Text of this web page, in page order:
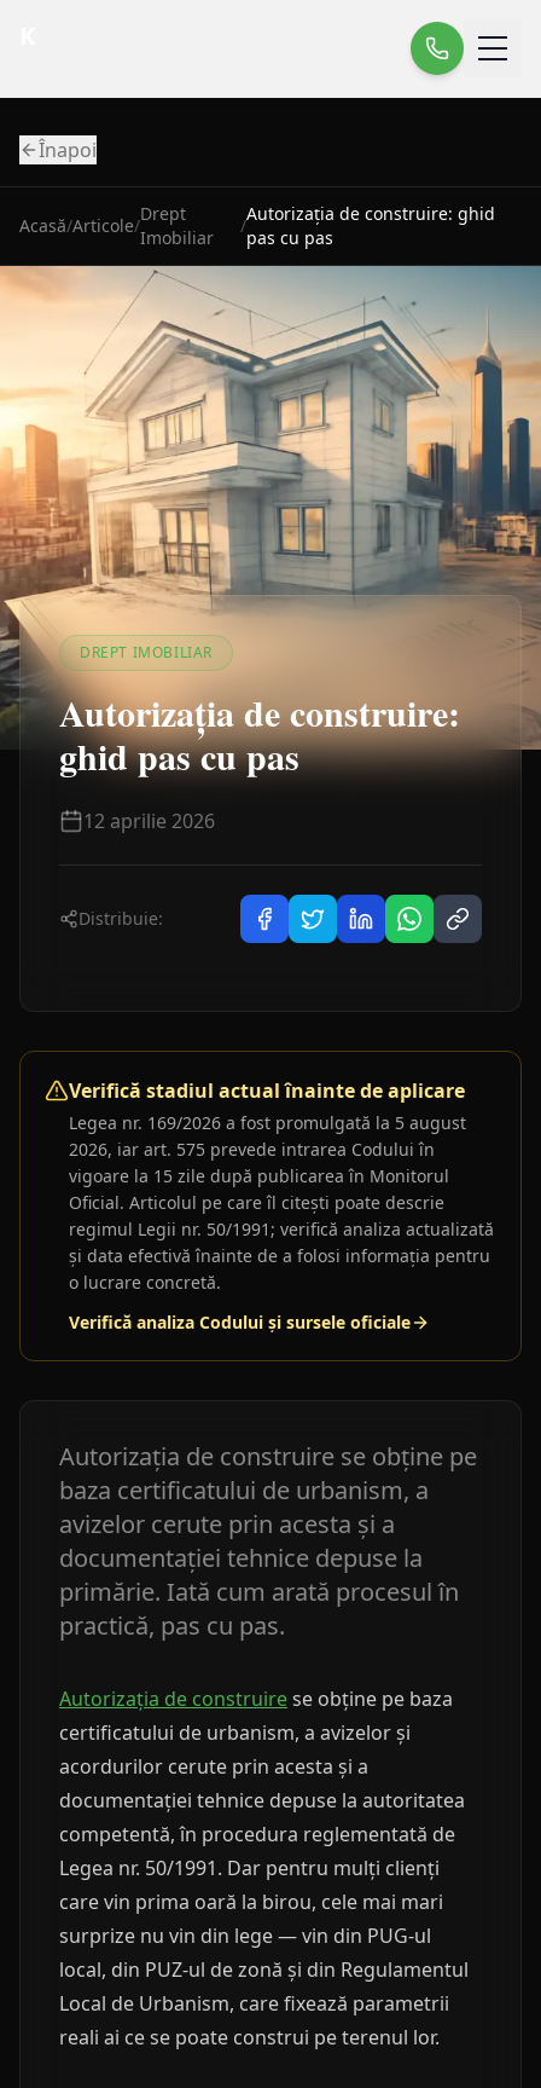
Înapoi
Acasă/Articole/
Drept
Imobiliar
/
Autorizația de construire: ghid
pas cu pas
DREPT IMOBILIAR
Autorizația de construire:
ghid pas cu pas
12 aprilie 2026
Distribuie:
Verifică stadiul actual înainte de aplicare
Legea nr. 169/2026 a fost promulgată la 5 august
2026, iar art. 575 prevede intrarea Codului în
vigoare la 15 zile după publicarea în Monitorul
Oficial. Articolul pe care îl citești poate descrie
regimul Legii nr. 50/1991; verifică analiza actualizată
și data efectivă înainte de a folosi informația pentru
o lucrare concretă.
Verifică analiza Codului și sursele oficiale
Autorizația de construire se obține pe
baza certificatului de urbanism, a
avizelor cerute prin acesta și a
documentației tehnice depuse la
primărie. Iată cum arată procesul în
practică, pas cu pas.
Autorizația de construirese obține pe baza
certificatului de urbanism, a avizelor și
acordurilor cerute prin acesta și a
documentației tehnice depuse la autoritatea
competentă, în procedura reglementată de
Legea nr. 50/1991. Dar pentru mulți clienți
care vin prima oară la birou, cele mai mari
surprize nu vin din lege — vin din PUG-ul
local, din PUZ-ul de zonă și din Regulamentul
Local de Urbanism, care fixează parametrii
reali ai ce se poate construi pe terenul lor.